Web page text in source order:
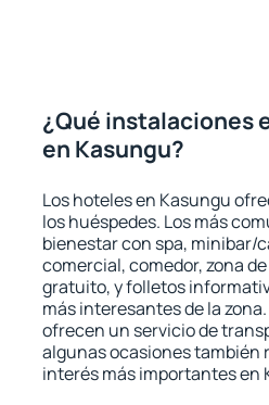
¿Qué instalaciones
en Kasungu?
Los hoteles en Kasungu
los huéspedes. Los más
bienestar con spa, minibar/
comercial, comedor, zona
gratuito, y folletos
más interesantes de la
ofrecen un servicio de
algunas ocasiones también
interés más importantes en